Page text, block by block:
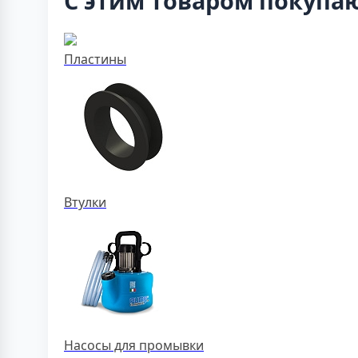
Пластины
Втулки
Насосы для промывки